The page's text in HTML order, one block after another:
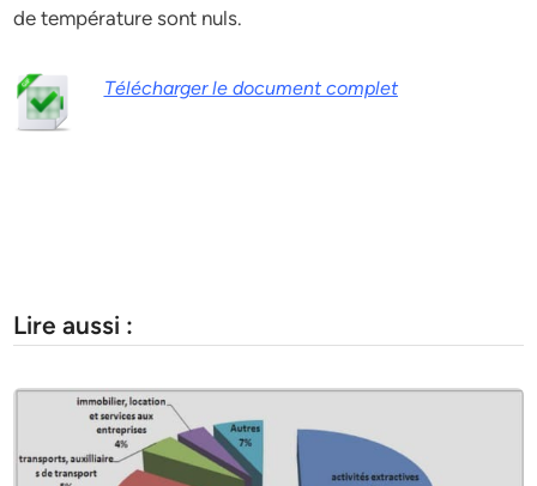
de température sont nuls.
Télécharger le document complet
Lire aussi :